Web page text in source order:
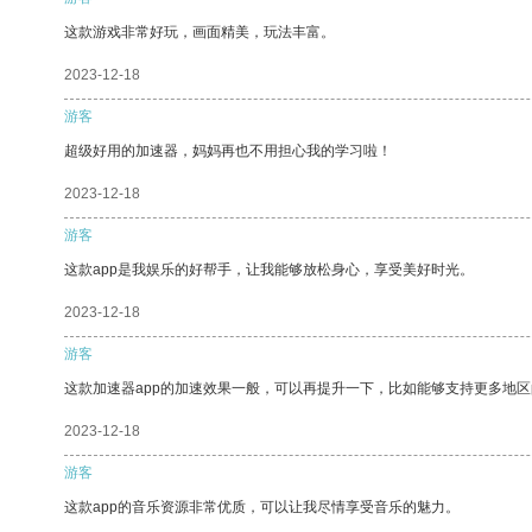
这款游戏非常好玩，画面精美，玩法丰富。
2023-12-18
游客
超级好用的加速器，妈妈再也不用担心我的学习啦！
2023-12-18
游客
这款app是我娱乐的好帮手，让我能够放松身心，享受美好时光。
2023-12-18
游客
这款加速器app的加速效果一般，可以再提升一下，比如能够支持更多地区
2023-12-18
游客
这款app的音乐资源非常优质，可以让我尽情享受音乐的魅力。